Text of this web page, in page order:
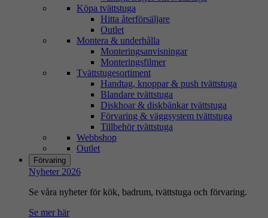
Köpa tvättstuga
Hitta återförsäljare
Outlet
Montera & underhålla
Monteringsanvisningar
Monteringsfilmer
Tvättstugesortiment
Handtag, knoppar & push tvättstuga
Blandare tvättstuga
Diskhoar & diskbänkar tvättstuga
Förvaring & väggsystem tvättstuga
Tillbehör tvättstuga
Webbshop
Outlet
Förvaring
Nyheter 2026
Se våra nyheter för kök, badrum, tvättstuga och förvaring.
Se mer här